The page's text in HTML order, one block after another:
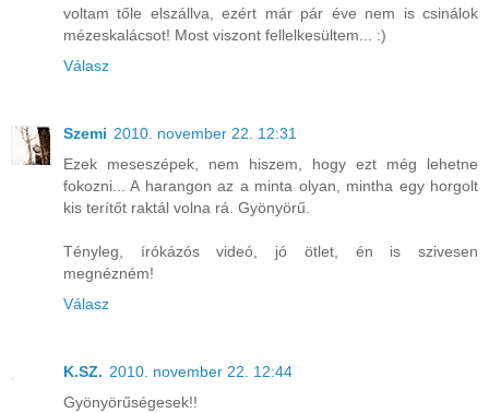
voltam tőle elszállva, ezért már pár éve nem is csinálok
mézeskalácsot! Most viszont fellelkesültem... :)
Válasz
Szemi 2010. november 22. 12:31
Ezek meseszépek, nem hiszem, hogy ezt még lehetne
fokozni... A harangon az a minta olyan, mintha egy horgolt
kis terítőt raktál volna rá. Gyönyörű.
Tényleg, írókázós videó, jó ötlet, én is szivesen
megnézném!
Válasz
K.SZ. 2010. november 22. 12:44
Gyönyörűségesek!!